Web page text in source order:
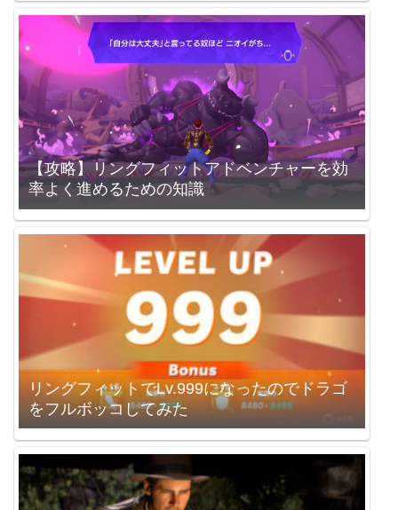
【攻略】リングフィットアドベンチャーを効
率よく進めるための知識
リングフィットでLv.999になったのでドラゴ
をフルボッコしてみた